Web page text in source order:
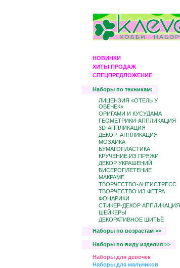
НОВИНКИ
ХИТЫ ПРОДАЖ
СПЕЦПРЕДЛОЖЕНИЕ
Наборы по техникам:
ЛИЦЕНЗИЯ «ОТЕЛЬ У
ОВЕЧЕК»
ОРИГАМИ И КУСУДАМА
ГЕОМЕТРИКИ-АППЛИКАЦИЯ
3D-АППЛИКАЦИЯ
ДЕКОР–АППЛИКАЦИЯ
МОЗАИКА
БУМАГОПЛАСТИКА
КРУЧЕНИЕ ИЗ ПРЯЖИ
ДЕКОР УКРАШЕНИЙ
БИCЕРОПЛЕТЕНИЕ
МАКРАМЕ
ТВОРЧЕСТВО-АНТИСТРЕСС
ТВОРЧЕСТВО ИЗ ФЕТРА
ФОНАРИКИ
СТИКЕР-ДЕКОР АППЛИКАЦИЯ
ШЕЙКЕРЫ
ДЕКОРАТИВНОЕ ШИТЬЁ
Наборы по возрастам >>
Наборы по виду изделия >>
Наборы для девочек
Наборы для мальчиков